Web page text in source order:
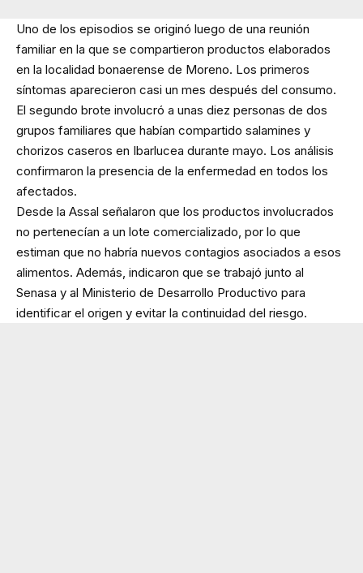
Uno de los episodios se originó luego de una reunión
familiar en la que se compartieron productos elaborados
en la localidad bonaerense de Moreno. Los primeros
síntomas aparecieron casi un mes después del consumo.
El segundo brote involucró a unas diez personas de dos
grupos familiares que habían compartido salamines y
chorizos caseros en Ibarlucea durante mayo. Los análisis
confirmaron la presencia de la enfermedad en todos los
afectados.
Desde la Assal señalaron que los productos involucrados
no pertenecían a un lote comercializado, por lo que
estiman que no habría nuevos contagios asociados a esos
alimentos. Además, indicaron que se trabajó junto al
Senasa y al Ministerio de Desarrollo Productivo para
identificar el origen y evitar la continuidad del riesgo.